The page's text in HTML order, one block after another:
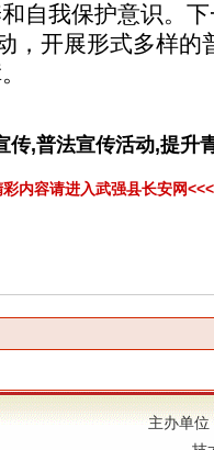
自我保护意识。
，开展形式多样的
传,普法宣传活动,提升
内容请进入武强县长安网<<<
主办单